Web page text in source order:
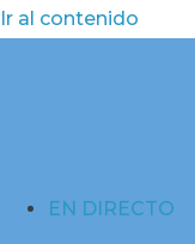
Ir al contenido
EN DIRECTO